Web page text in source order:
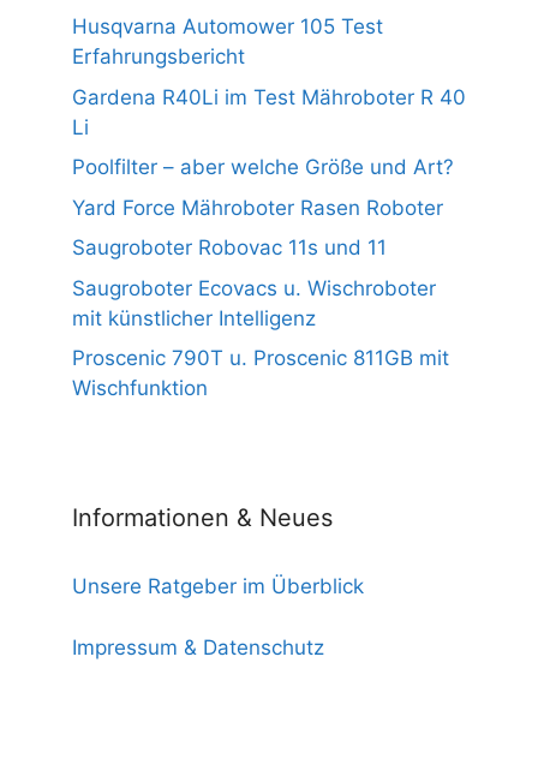
Husqvarna Automower 105 Test
Erfahrungsbericht
Gardena R40Li im Test Mähroboter R 40
Li
Poolfilter – aber welche Größe und Art?
Yard Force Mähroboter Rasen Roboter
Saugroboter Robovac 11s und 11
Saugroboter Ecovacs u. Wischroboter
mit künstlicher Intelligenz
Proscenic 790T u. Proscenic 811GB mit
Wischfunktion
Informationen & Neues
Unsere Ratgeber im Überblick
Impressum & Datenschutz